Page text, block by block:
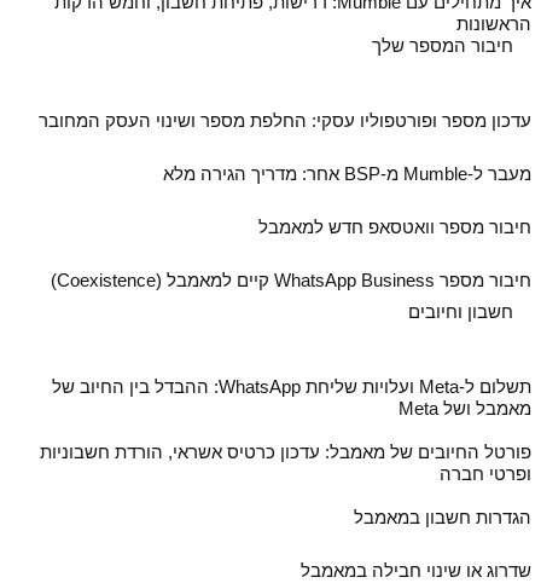
הראשונות
חיבור המספר שלך
עדכון מספר ופורטפוליו עסקי: החלפת מספר ושינוי העסק המחובר
מעבר ל‑Mumble מ‑BSP אחר: מדריך הגירה מלא
חיבור מספר וואטסאפ חדש למאמבל
חיבור מספר WhatsApp Business קיים למאמבל (Coexistence)
חשבון וחיובים
תשלום ל‑Meta ועלויות שליחת WhatsApp: ההבדל בין החיוב של
מאמבל ושל Meta
פורטל החיובים של מאמבל: עדכון כרטיס אשראי, הורדת חשבוניות
ופרטי חברה
הגדרות חשבון במאמבל
שדרוג או שינוי חבילה במאמבל